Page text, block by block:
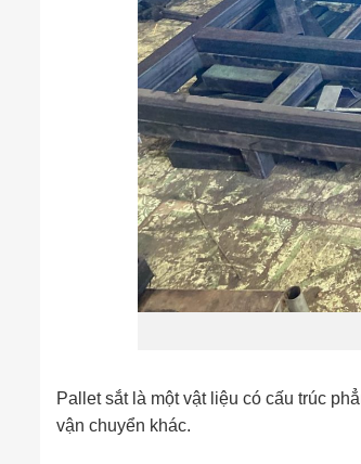
Pallet sắt là một vật liệu có cấu trúc
vận chuyển khác.